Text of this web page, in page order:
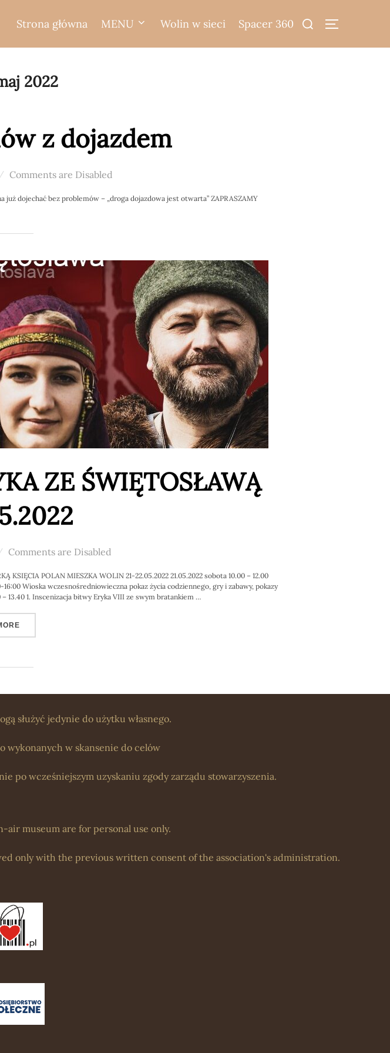
Strona główna MENU Wolin w sieci Spacer 360
for:
TOGGLE
2022
z dojazdem
Comments are Disabled
dojechać bez problemów – „droga dojazdowa jest otwarta” ZAPRASZAMY
ZE ŚWIĘTOSŁAWĄ
Comments are Disabled
KSIĘCIA POLAN MIESZKA WOLIN 21-22.05.2022 21.05.2022 sobota 10.00 – 12.00
Wioska wczesnośredniowieczna pokaz życia codziennego, gry i zabawy, pokazy
13.40 1. Inscenizacja bitwy Eryka VIII ze swym bratankiem …
„ZAŚLUBINY KRÓLA ERYKA ZE ŚWIĘTOSŁAWĄ 21-22.05.2022”
służyć jedynie do użytku własnego.
wykonanych w skansenie do celów
po wcześniejszym uzyskaniu zgody zarządu stowarzyszenia.
air museum are for personal use only.
only with the previous written consent of the association's administration.